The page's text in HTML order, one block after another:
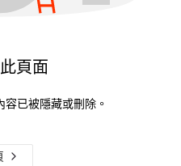
頁面
已被隱藏或刪除。